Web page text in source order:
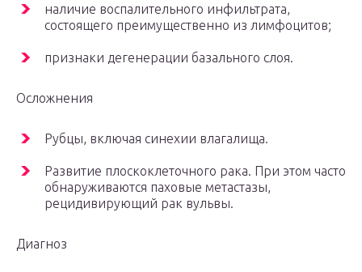
наличие воспалительного инфильтрата,
состоящего преимущественно из лимфоцитов;
признаки дегенерации базального слоя.
Осложнения
Рубцы, включая синехии влагалища.
Развитие плоскоклеточного рака. При этом часто
обнаруживаются паховые метастазы,
рецидивирующий рак вульвы.
Диагноз